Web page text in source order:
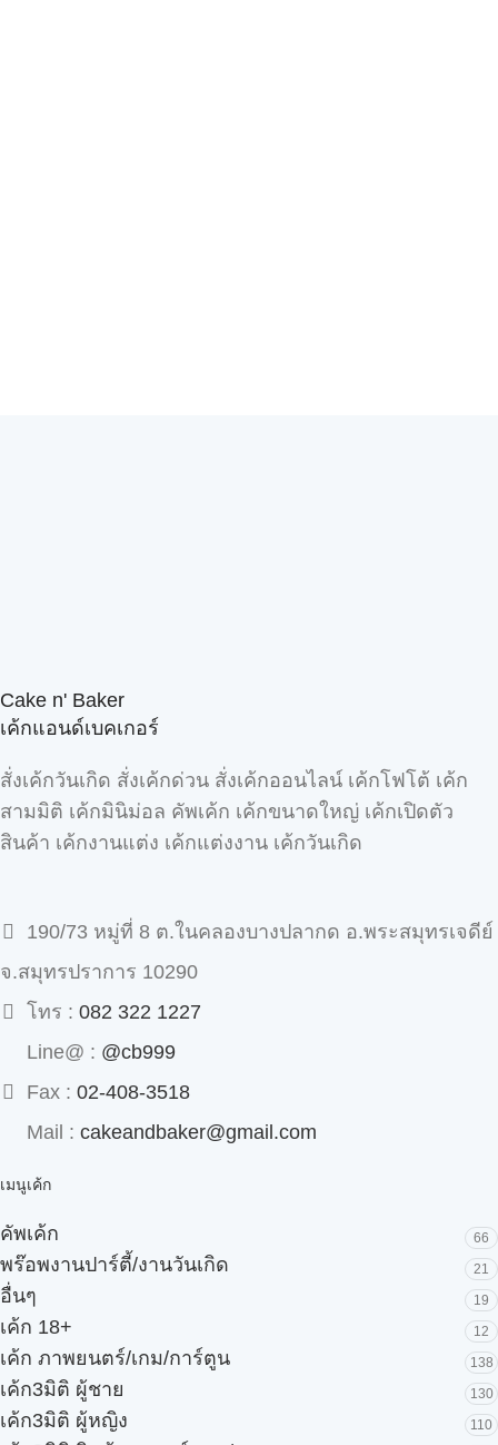
Cake n' Baker
เค้กแอนด์เบคเกอร์
สั่งเค้กวันเกิด สั่งเค้กด่วน สั่งเค้กออนไลน์ เค้กโฟโต้ เค้ก
สามมิติ เค้กมินิม่อล คัพเค้ก เค้กขนาดใหญ่ เค้กเปิดตัว
สินค้า เค้กงานแต่ง เค้กแต่งงาน เค้กวันเกิด
190/73 หมู่ที่ 8 ต.ในคลองบางปลากด อ.พระสมุทรเจดีย์
จ.สมุทรปราการ 10290
โทร : 082 322 1227
Line@ : @cb999
Fax : 02-408-3518
Mail : cakeandbaker@gmail.com
เมนูเค้ก
คัพเค้ก 66
พร๊อพงานปาร์ตี้/งานวันเกิด 21
อื่นๆ 19
เค้ก 18+ 12
เค้ก ภาพยนตร์/เกม/การ์ตูน 138
เค้ก3มิติ ผู้ชาย 130
เค้ก3มิติ ผู้หญิง 110